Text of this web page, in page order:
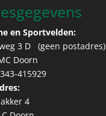
en Sportvelden:
3 D (geen postadres)
Doorn
415929
4